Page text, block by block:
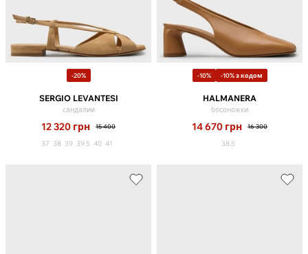
-20%
SERGIO LEVANTESI
сандалии
12 320 грн 15 400
37 38 39 39.5 40 41
-10% -10% з кодом
HALMANERA
босоножки
14 670 грн 16 300
38.5